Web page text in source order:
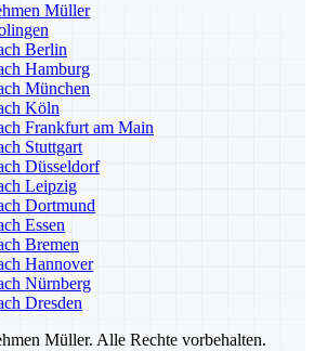
Müller
Berlin
Hamburg
München
Köln
Frankfurt am Main
Stuttgart
Düsseldorf
Leipzig
Dortmund
Essen
Bremen
Hannover
Nürnberg
Dresden
Müller. Alle Rechte vorbehalten.